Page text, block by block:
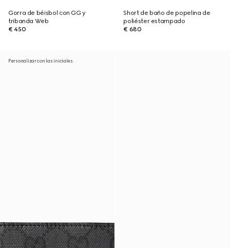
Gorra de béisbol con GG y
tribanda Web
€ 450
Short de baño de popelina de
poliéster estampado
€ 680
Personalizar con las iniciales